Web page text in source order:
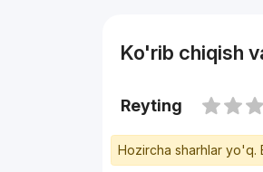
Ko'rib chiqish
Reyting
Hozircha sharhlar yo'q.